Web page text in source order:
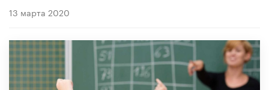
13 марта 2020